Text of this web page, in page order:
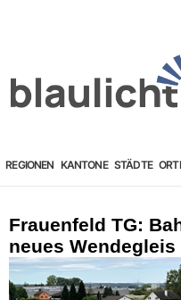
REGIONEN KANTONE STÄDTE
Frauenfeld TG:
neues